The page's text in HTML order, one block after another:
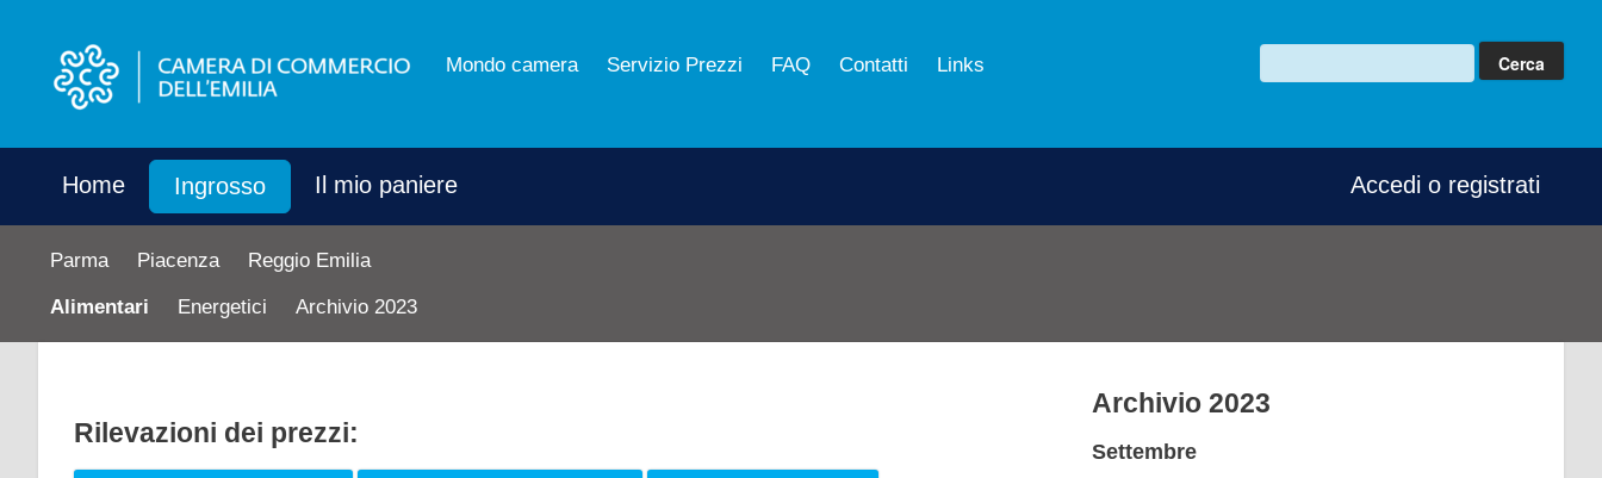
Mondo camera Servizio Prezzi FAQ Contatti Links
Home Ingrosso Il mio paniere Accedi o registrati
Parma Piacenza Reggio Emilia
Alimentari Energetici Archivio 2023
Rilevazioni dei prezzi:
Archivio 2023
Settembre